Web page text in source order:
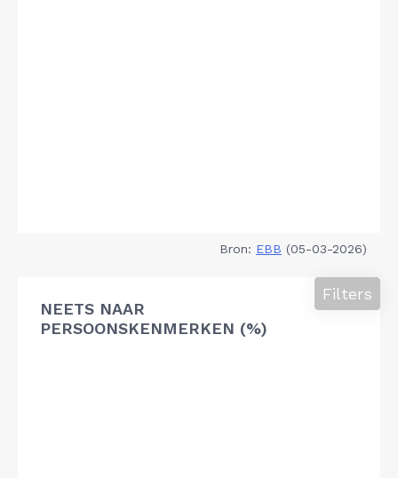
Bron: EBB (05-03-2026)
NEETS NAAR
PERSOONSKENMERKEN (%)
Filters